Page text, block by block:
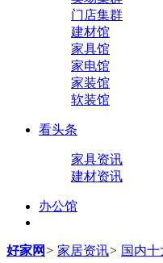
门店集群
建材馆
家具馆
家电馆
家装馆
软装馆
看头条
家具资讯
建材资讯
办公馆
好家网> 家居资讯> 国内